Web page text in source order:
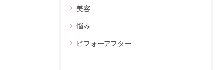
美容
悩み
ビフォーアフター